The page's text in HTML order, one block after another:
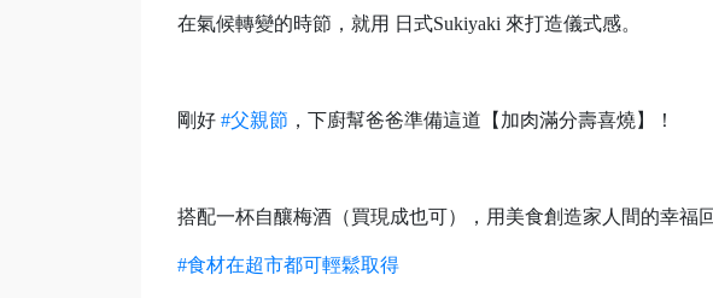
在氣候轉變的時節，就用 日式Sukiyaki 來打造儀式感。
剛好 #父親節 ，下廚幫爸爸準備這道【加肉滿分壽喜燒】！
搭配一杯自釀梅酒（買現成也可），用美食創造家人間的幸福
#食材在超市都可輕鬆取得